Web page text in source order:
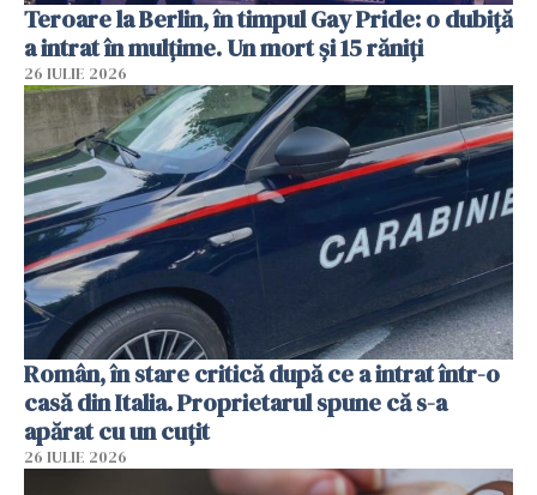
Teroare la Berlin, în timpul Gay Pride: o dubiță
a intrat în mulțime. Un mort și 15 răniți
26 IULIE 2026
Român, în stare critică după ce a intrat într-o
casă din Italia. Proprietarul spune că s-a
apărat cu un cuțit
26 IULIE 2026